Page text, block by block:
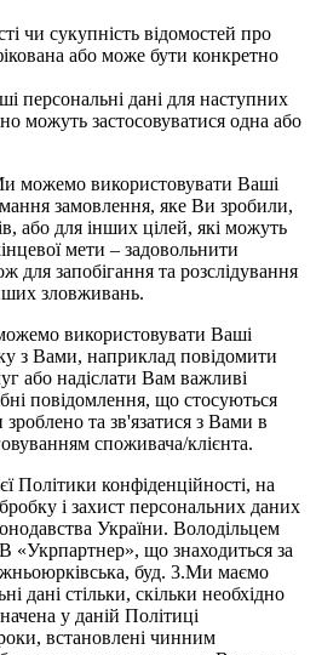
чи сукупність відомостей про
або може бути конкретно
персональні дані для наступних
можуть застосовуватися одна або
можемо використовувати Ваші
замовлення, яке Ви зробили,
або для інших цілей, які можуть
мети – задовольнити
для запобігання та розслідування
зловживань.
використовувати Ваші
з Вами, наприклад повідомити
або надіслати Вам важливі
повідомлення, що стосуються
та зв'язатися з Вами в
споживача/клієнта.
Політики конфіденційності, на
і захист персональних даних
України. Володільцем
що знаходиться за
буд. 3.Ми маємо
дані стільки, скільки необхідно
у даній Політиці
встановлені чинним